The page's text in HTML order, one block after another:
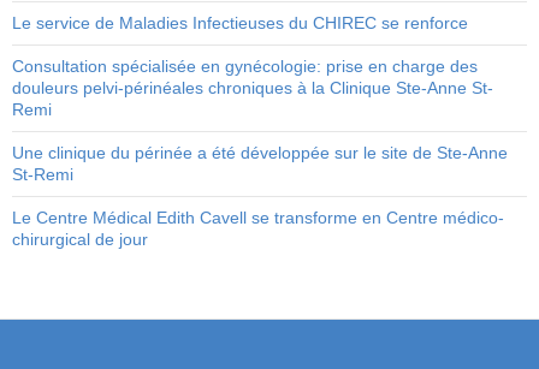
Le service de Maladies Infectieuses du CHIREC se renforce
Consultation spécialisée en gynécologie: prise en charge des
douleurs pelvi-périnéales chroniques à la Clinique Ste-Anne St-
Remi
Une clinique du périnée a été développée sur le site de Ste-Anne
St-Remi
Le Centre Médical Edith Cavell se transforme en Centre médico-
chirurgical de jour